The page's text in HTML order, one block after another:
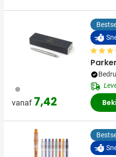
032
vanaf 7,42